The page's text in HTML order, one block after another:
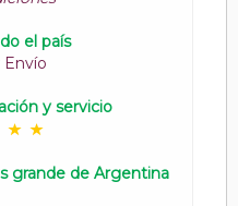
el país
Envío
y servicio
grande de Argentina